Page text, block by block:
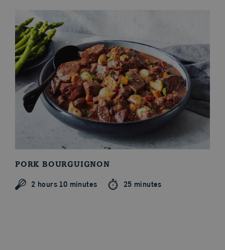
PORK BOURGUIGNON
2 hours 10 minutes 25 minutes